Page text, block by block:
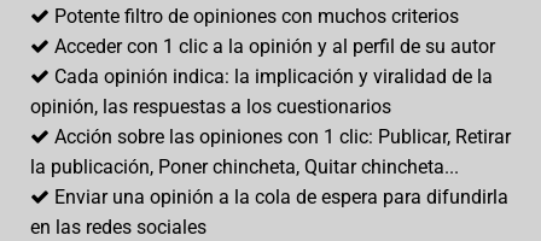
Potente filtro de opiniones con muchos criterios
Acceder con 1 clic a la opinión y al perfil de su autor
Cada opinión indica: la implicación y viralidad de la
opinión, las respuestas a los cuestionarios
Acción sobre las opiniones con 1 clic: Publicar, Retirar
la publicación, Poner chincheta, Quitar chincheta...
Enviar una opinión a la cola de espera para difundirla
en las redes sociales